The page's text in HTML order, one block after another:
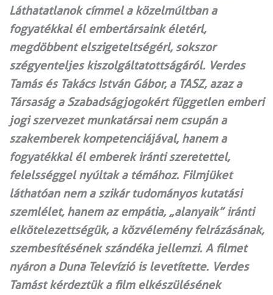
Láthatatlanok címmel a közelmúltban a
fogyatékkal él embertársaink életérl,
megdöbbent elszigeteltségérl, sokszor
szégyenteljes kiszolgáltatottságáról. Verdes
Tamás és Takács István Gábor, a TASZ, azaz a
Társaság a Szabadságjogokért független emberi
jogi szervezet munkatársai nem csupán a
szakemberek kompetenciájával, hanem a
fogyatékkal él emberek iránti szeretettel,
felelsséggel nyúltak a témához. Filmjüket
láthatóan nem a szikár tudományos kutatási
szemlélet, hanem az empátia, „alanyaik” iránti
elkötelezettségük, a közvélemény felrázásának,
szembesítésének szándéka jellemzi. A filmet
nyáron a Duna Televízió is levetítette. Verdes
Tamást kérdeztük a film elkészülésének